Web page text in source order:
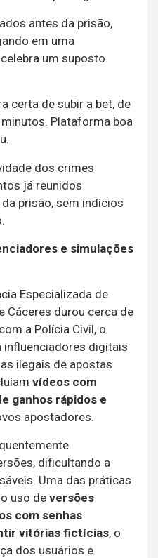
antes da prisão,
em uma
um suposto
certa de subir a bet, de
Plataforma boa
dos crimes
já reunidos
prisão, sem indícios
e simulações
Especializada de
Cáceres durou cerca de
a Polícia Civil, o
digitais
ilegais de apostas
vídeos com
ganhos rápidos e
apostadores.
dificultando a
Uma das práticas
uso deversões
com senhas
vitórias fictícias, o
dos usuários e